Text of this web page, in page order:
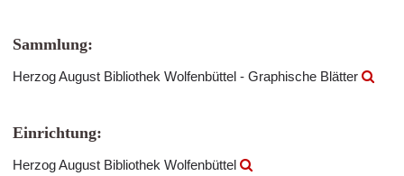
Sammlung:
Herzog August Bibliothek Wolfenbüttel - Graphische Blätter
Einrichtung:
Herzog August Bibliothek Wolfenbüttel